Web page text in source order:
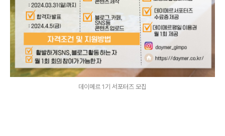
데이메르 1기 서포터즈 모집